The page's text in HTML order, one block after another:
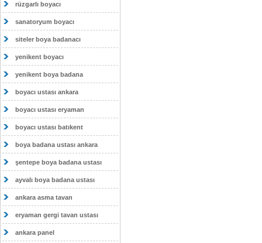
rüzgarlı boyacı
sanatoryum boyacı
siteler boya badanacı
yenikent boyacı
yenikent boya badana
boyacı ustası ankara
boyacı ustası eryaman
boyacı ustası batıkent
boya badana ustası ankara
şentepe boya badana ustası
ayvalı boya badana ustası
ankara asma tavan
eryaman gergi tavan ustası
ankara panel